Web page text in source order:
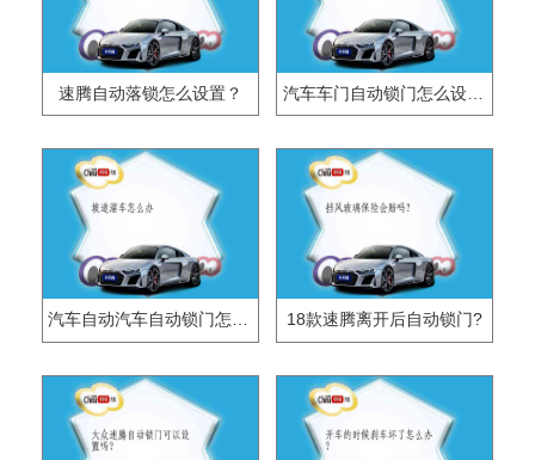
速腾自动落锁怎么设置？ 汽车车门自动锁门怎么设置？
汽车自动汽车自动锁门怎么设置？ 18款速腾离开后自动锁门?